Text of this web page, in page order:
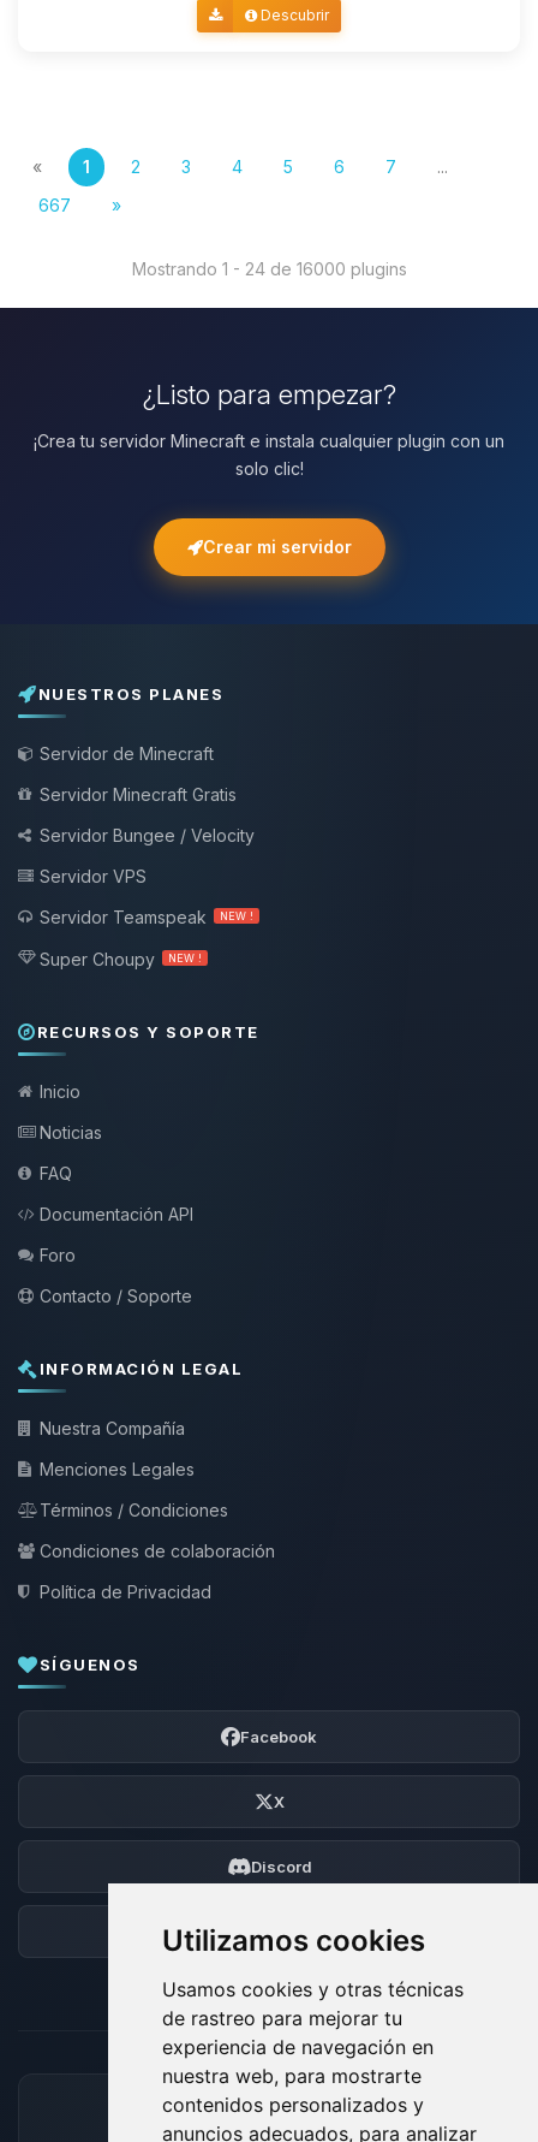
Utilizamos cookies
Usamos cookies y otras técnicas
de rastreo para mejorar tu
experiencia de navegación en
nuestra web, para mostrarte
contenidos personalizados y
anuncios adecuados, para analizar
Descubrir
« 1 2 3 4 5 6 7
...
667
»
Mostrando 1 - 24 de 16000 plugins
¿Listo para empezar?
¡Crea tu servidor Minecraft e instala cualquier plugin con un
solo clic!
Crear mi servidor
NUESTROS PLANES
Servidor de Minecraft
Servidor Minecraft Gratis
Servidor Bungee / Velocity
Servidor VPS
Servidor Teamspeak
NEW !
Super Choupy NEW !
RECURSOS Y SOPORTE
Inicio
Noticias
FAQ
Documentación API
Foro
Contacto / Soporte
INFORMACIÓN LEGAL
Nuestra Compañía
Menciones Legales
Términos / Condiciones
Condiciones de colaboración
Política de Privacidad
SÍGUENOS
Facebook
X
Discord
Foro
MÉTODOS DE PAGO ACEPTADOS